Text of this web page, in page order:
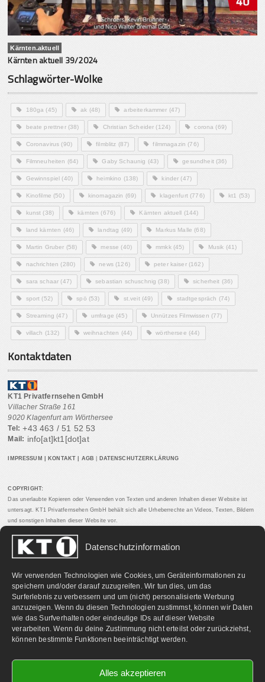
Datenschutzinformation
Wir verwenden Technologien wie Cookies, um Geräteinformationen zu
speichern und/oder darauf zuzugreifen. Wir tun dies, um das
Surferlebnis zu verbessern und um (nicht) personalisierte Werbung
anzuzeigen. Wenn du diesen Technologien zustimmst, können wir Daten
wie das Surfverhalten oder eindeutige IDs auf dieser Website
verarbeiten. Wenn du deine Zustimmung nicht erteilst oder zurückziehst,
können bestimmte Funktionen beeinträchtigt werden.
Alles akzeptieren
Kärnten.aktuell
Kärnten aktuell 39/2024
Schlagwörter-Wolke
180ga (45) ak (48) arbeiterkammer (47)
beate prettner(38) Christian Scheider (124) corona (69)
Coronavirus (90) filmblitz (87) filmmagazin (76)
Filmneuheiten (64) Gaby Schaunig (43) gesundheit(36)
Gewinnspiel (40) heimkino (138) kinder (47)
Kinofilme (50) kinomagazin (69) klagenfurt(776) kt1 (53)
kunst (38) kärnten (676) Kärnten aktuell (144)
land kärnten (46) landtag (49) Markus Malle (68)
Martin Gruber (58) messe (40) mmkk(45) Musik (41)
nachrichten (280) news(126) peter kaiser(162)
sara schaar (47) sebastian schuschnig (38) sicherheit (36)
sport (52) spö (53) st.veit(49) stadtgespräch (74)
Streaming (47) umfrage (45) Unnützes Filmwissen (77)
villach (132) weihnachten (44) wörthersee (44)
Kontaktdaten
KT1 Privatfernsehen GmbH
Villacher Straße 161
9020 Klagenfurt am Wörthersee
Tel: +43 463 / 51 52 53
Mail: info[at]kt1[dot]at
IMPRESSUM KONTAKT AGB DATENSCHUTZERKLÄRUNG
COPYRIGHT:
Das unerlaubte Kopieren oder Verwenden von Texten und anderen Inhalten dieser Website ist
untersagt. KT1 Privatfernsehen GmbH behält sich alle Urheberrechte an Videos, Texten, Bildern
und sonstigen Inhalten dieser Website vor.
PARTNERLINKS: